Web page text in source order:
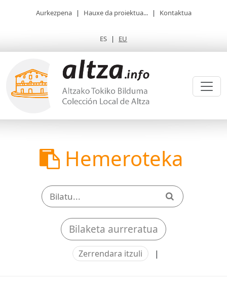
Aurkezpena | Hauxe da proiektua... | Kontaktua
ES | EU
Hemeroteka
Bilaketa aurreratua
Zerrendara itzuli |